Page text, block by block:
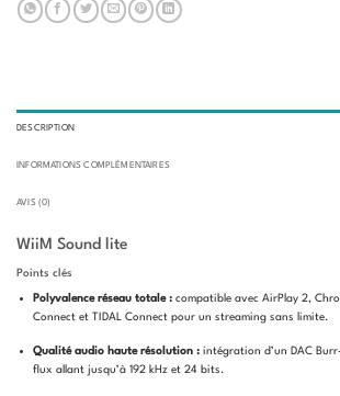
DESCRIPTION
INFORMATIONS COMPLÉMENTAIRES
AVIS (0)
WiiM Sound lite
Points clés
Polyvalence réseau totale :compatible avec AirPlay 2,
Connect et TIDAL Connect pour un streaming sans limite.
Qualité audio haute résolution :intégration d’un DAC
flux allant jusqu’à 192 kHz et 24 bits.